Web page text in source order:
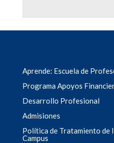
Aprende: Escuela de
Programa Apoyos
Desarrollo Profesional
Admisiones
Política de Tratamiento de
Campus